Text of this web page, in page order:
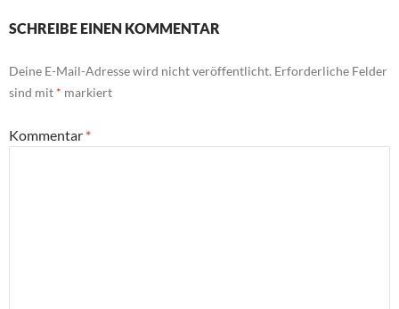
SCHREIBE EINEN KOMMENTAR
Deine E-Mail-Adresse wird nicht veröffentlicht. Erforderliche Felder
sind mit * markiert
Kommentar *